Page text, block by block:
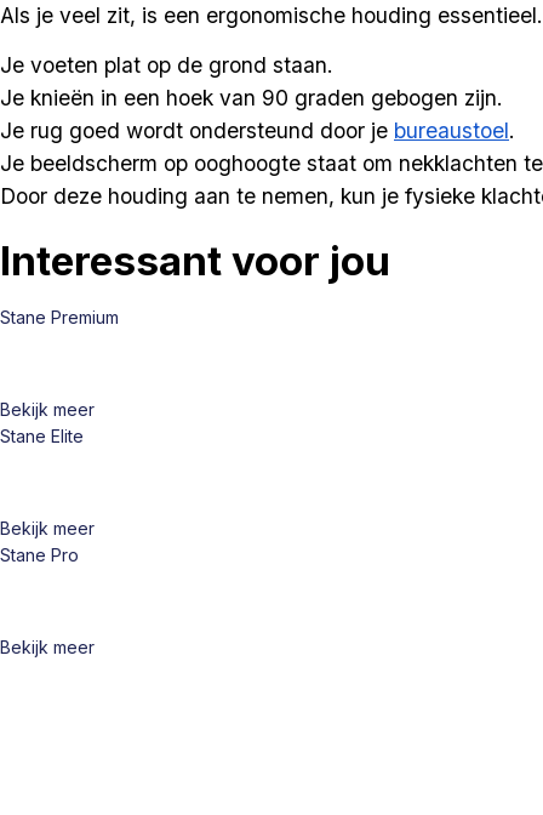
Als je veel zit, is een ergonomische houding
Je voeten plat op de grond staan.
Je knieën in een hoek van 90 graden gebogen zijn.
Je rug goed wordt ondersteund door je bureaustoel.
Je beeldscherm op ooghoogte staat om nekklachten
Door deze houding aan te nemen, kun je fysieke
Interessant voor jou
Stane Premium
Bekijk meer
Stane Elite
Bekijk meer
Stane Pro
Bekijk meer